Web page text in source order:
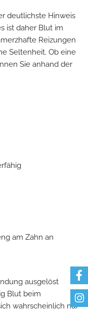
deutlichste Hinweis
ist daher Blut im
Reizungen
Seltenheit. Ob eine
Sie anhand der
am Zahn an
ausgelöst
Blut beim
wahrscheinlich nur